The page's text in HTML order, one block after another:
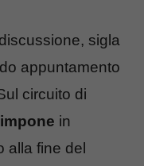
sigla
appuntamento
circuito di
in
alla fine del